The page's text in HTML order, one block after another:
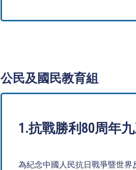
公民及國民教育組
1.抗戰勝利80周年
為紀念中國人民抗日戰爭暨世